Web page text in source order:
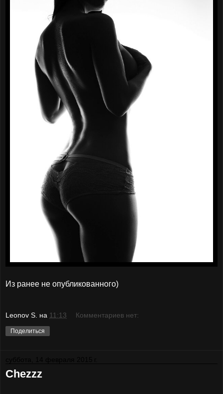
Из ранее не опубликованного)
Leonov S. на 11:13 Комментариев нет:
Поделиться
Chezzz